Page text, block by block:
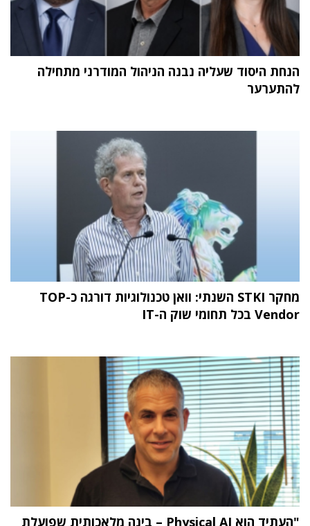
הנחת היסוד שעליה נבנה הניהול המודרני מתחילה
להתערער
מחקר STKI השנתי: וואן טכנולוגיות דורגה כ-TOP
Vendor בכל תחומי שוק ה-IT
"העתיד הוא Physical AI – בינה מלאכותית שפועלת